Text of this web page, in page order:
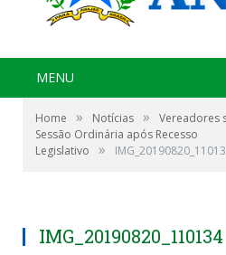
MENU
Home » Notícias »
Vereadores
Sessão Ordinária após Recesso
Legislativo
»
IMG_20190820_110134